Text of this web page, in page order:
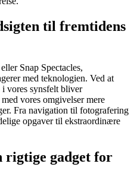
til fremtidens
Snap Spectacles,
med teknologien. Ved at
vores synsfelt bliver
vores omgivelser mere
Fra navigation til fotografering
opgaver til ekstraordinære
rigtige gadget for